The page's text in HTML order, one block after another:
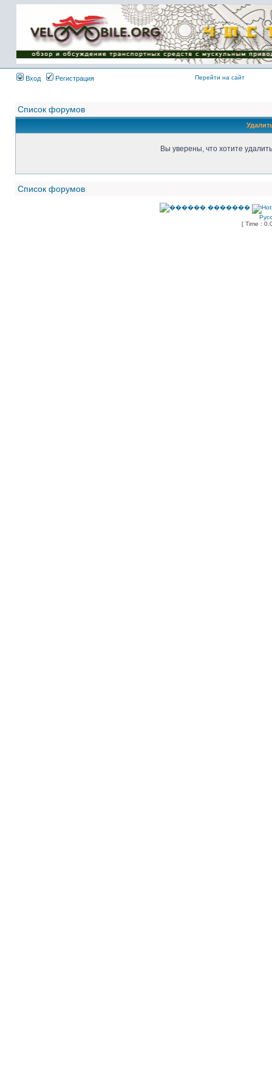
Имя пользователя:
Пароль:
{ LOG_ME_IN_SHORT
}
Вход
Регистрация Перейти на сайт
Список форумов
Вы уверены, что хотите
Список форумов
[ Time :